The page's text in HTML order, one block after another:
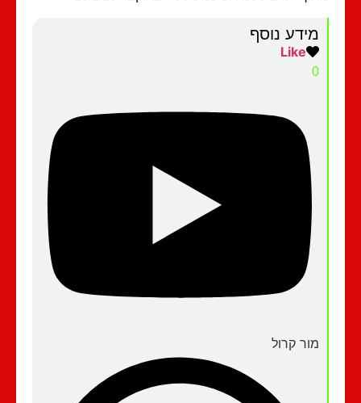
מידע נוסף
מור קרול